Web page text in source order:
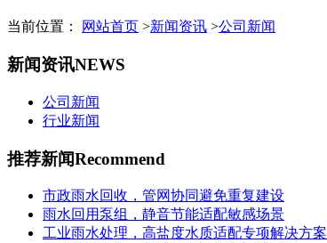
当前位置： 网站首页 >新闻资讯 >公司新闻
新闻资讯NEWS
公司新闻
行业新闻
推荐新闻Recommend
市政雨水回收，管网协同避免重复建设
雨水回用泵组，静音节能适配敏感场景
工业雨水处理，高盐度水质适配专项解决方案